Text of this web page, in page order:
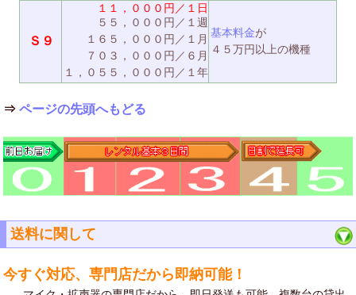
Ｓ９
１１，０００円／１日
５５，０００円／１週
１６５，０００円／１月
７０３，０００円／６月
１，０５５，０００円／１年
基本料金が
４５万円以上の機種
⇒ページの先頭へもどる
送料に関して
今すぐ対応、専門店だから即納可能！